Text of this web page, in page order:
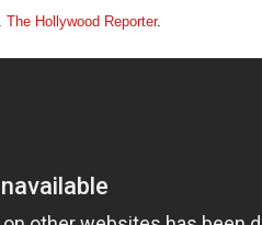
The Hollywood Reporter.